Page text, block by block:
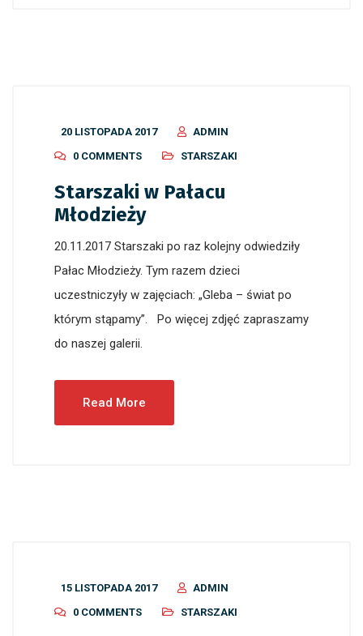
20 LISTOPADA 2017
ADMIN
0 COMMENTS
STARSZAKI
Starszaki w Pałacu
Młodzieży
20.11.2017 Starszaki po raz kolejny odwiedziły
Pałac Młodzieży. Tym razem dzieci
uczestniczyły w zajęciach: „Gleba – świat po
którym stąpamy”. Po więcej zdjęć zapraszamy
do naszej galerii.
Read More
15 LISTOPADA 2017
ADMIN
0 COMMENTS
STARSZAKI